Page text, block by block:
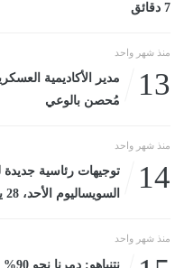
7 دقائق
منذ شهر واحد
13
مدير الأكاديمية
مُحصن بالوعي
منذ شهر واحد
14
توجيهات رئاسية جديدة
السويساليوم الأحد، 28 يونيو 2026 01:52 مـ
منذ شهر واحد
نتنياهو: دمرنا نحو 90% من مخزون حزب الله الصاروخى